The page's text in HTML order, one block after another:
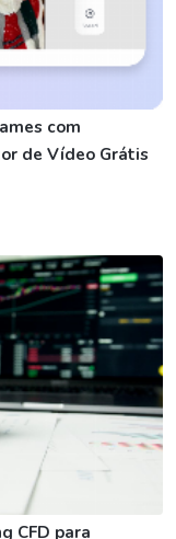
com
de Vídeo Grátis
CFD para